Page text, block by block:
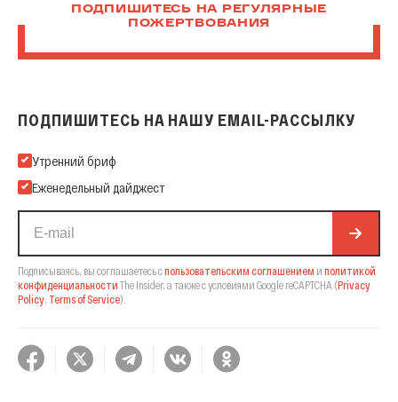
ПОДПИШИТЕСЬ НА РЕГУЛЯРНЫЕ
ПОЖЕРТВОВАНИЯ
ПОДПИШИТЕСЬ НА НАШУ EMAIL-РАССЫЛКУ
Подпишитесь на нашу Email-рассылку
Утренний бриф
Еженедельный дайджест
Подписываясь, вы соглашаетесь спользовательским соглашением и политикой
конфиденциальности The Insider, а также с условиями Google reCAPTCHA (Privacy
Policy Terms of Service).